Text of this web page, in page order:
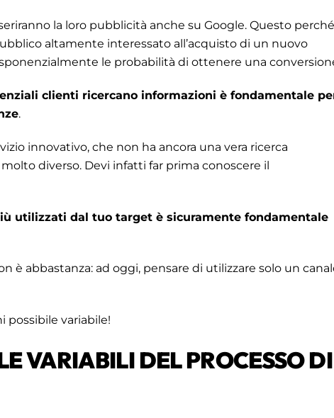
la loro pubblicità anche su Google. Questo perché
altamente interessato all’acquisto di un nuovo
le probabilità di ottenere una
clienti ricercano informazioni è fondamentale
.
innovativo, che non ha ancora una vera ricerca
diverso. Devi infatti far prima conoscere il
utilizzati dal tuo target è sicuramente fondamentale
è abbastanza: ad oggi, pensare di utilizzare solo un
possibile variabile!
VARIABILI DEL PROCESSO DI